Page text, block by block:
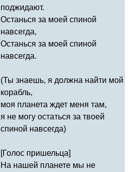
поджидают.
Останься за моей спиной
навсегда,
Останься за моей спиной
навсегда.
(Ты знаешь, я должна найти мой
корабль,
моя планета ждет меня там,
я не могу остаться за твоей
спиной навсегда)
[Голос пришельца]
На нашей планете мы не